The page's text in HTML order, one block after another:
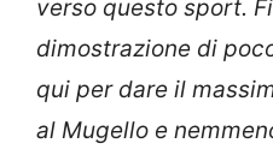
verso questo sport.
dimostrazione di
qui per dare il
al Mugello e